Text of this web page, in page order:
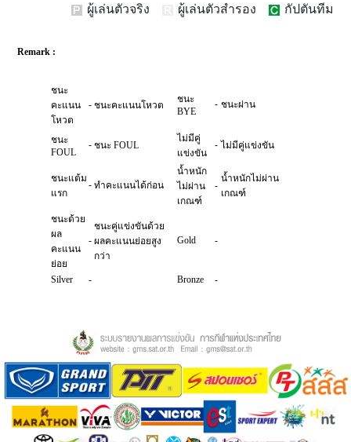
ผู้เล่นตัวจริง ผู้เล่นตัวสำรอง กัปตันทีม
Remark :
ชนะ
คะแนน
โหวต
- ชนะคะแนนโหวต
ชนะ
BYE
- ชนะผ่าน
ชนะ
FOUL
- ชนะ FOUL
ไม่มีคู่
แข่งขัน
- ไม่มีคู่แข่งขัน
ชนะแต้ม
แรก
- ทำคะแนนได้ก่อน
น้ำหนัก
ไม่ผ่าน
เกณฑ์
-
น้ำหนักไม่ผ่าน
เกณฑ์
ชนะด้วย
ผล
คะแนน
ย่อย
-
ชนะคู่แข่งขันด้วย
ผลคะแนนย่อยสูง
กว่า
Gold -
Silver - Bronze -